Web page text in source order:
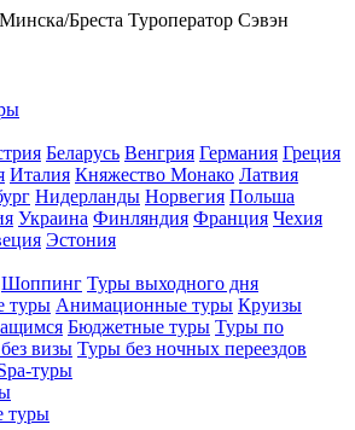
Бреста Туроператор Сэвэн
Беларусь Венгрия Германия Греция
Италия Княжество Монако Латвия
Нидерланды Норвегия Польша
Украина Финляндия Франция Чехия
Эстония
Шоппинг Туры выходного дня
туры Анимационные туры Круизы
Бюджетные туры Туры по
визы Туры без ночных переездов
туры
туры